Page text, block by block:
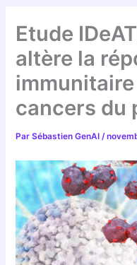
Etude
altère la
cancers du
ParSébastien GenAI/